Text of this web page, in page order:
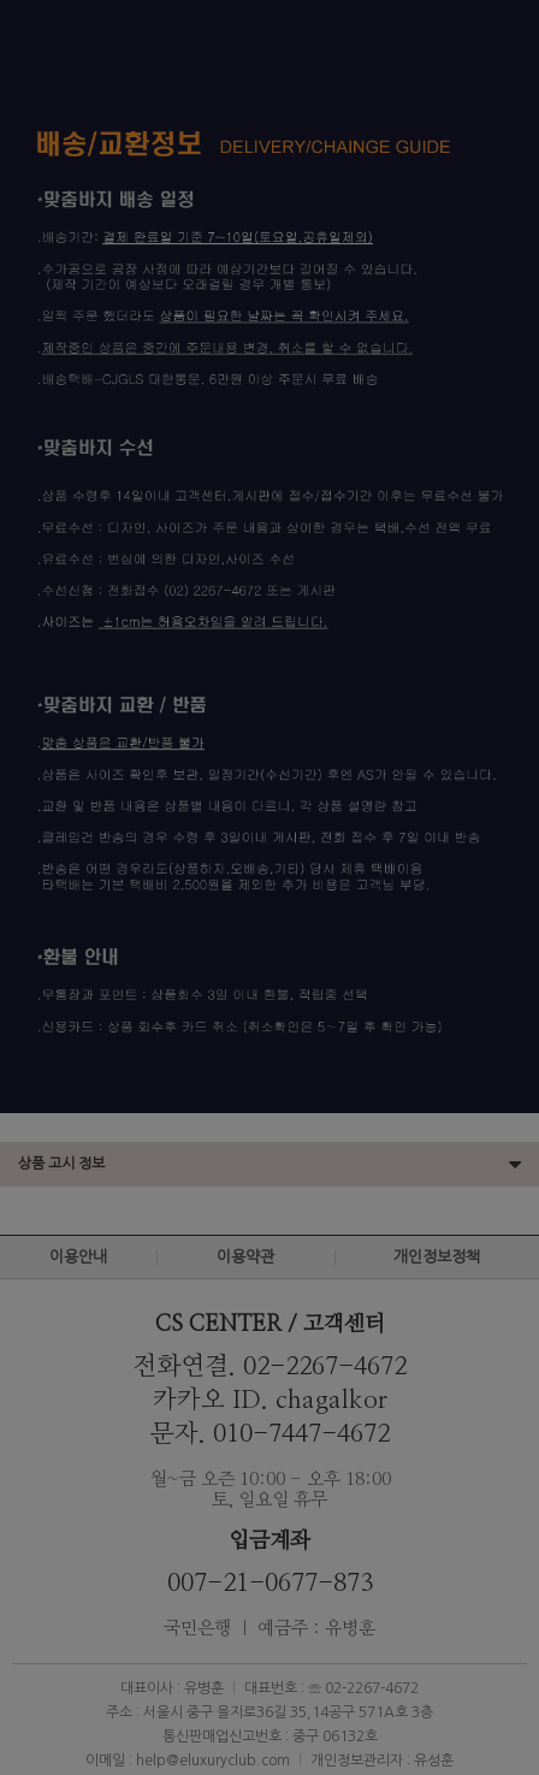
상품 고시 정보
이용안내 이용약관 개인정보정책
CS CENTER / 고객센터
전화연결. 02-2267-4672
카카오 ID. chagalkor
문자. 010-7447-4672
월~금 오즌 10:00 - 오후 18:00
토, 일요일 휴무
입금계좌
007-21-0677-873
국민은행 ｜ 예금주 : 유병훈
대표이사 : 유병훈
대표번호 : ☏ 02-2267-4672
주소 : 서울시 중구 을지로36길 35,14공구 571A호 3층
통신판매업신고번호 : 중구 06132호
이메일 : help@eluxuryclub.com
개인정보관리자 : 유성훈